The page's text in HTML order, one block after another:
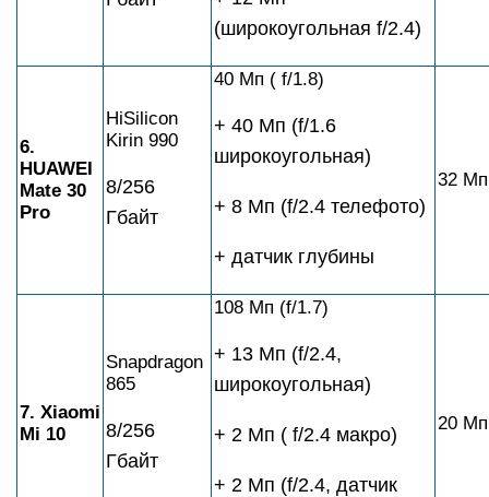
(широкоугольная f/2.4)
6.
HUAWEI
Mate 30
Pro
HiSilicon
Kirin 990
8/256
Гбайт
40 Мп ( f/1.8)
+ 40 Мп (f/1.6
широкоугольная)
+ 8 Мп (f/2.4 телефото)
+ датчик глубины
32
7. Xiaomi
Mi 10
Snapdragon
865
8/256
Гбайт
108 Мп (f/1.7)
+ 13 Мп (f/2.4,
широкоугольная)
+ 2 Мп ( f/2.4 макро)
+ 2 Мп (f/2.4, датчик
20